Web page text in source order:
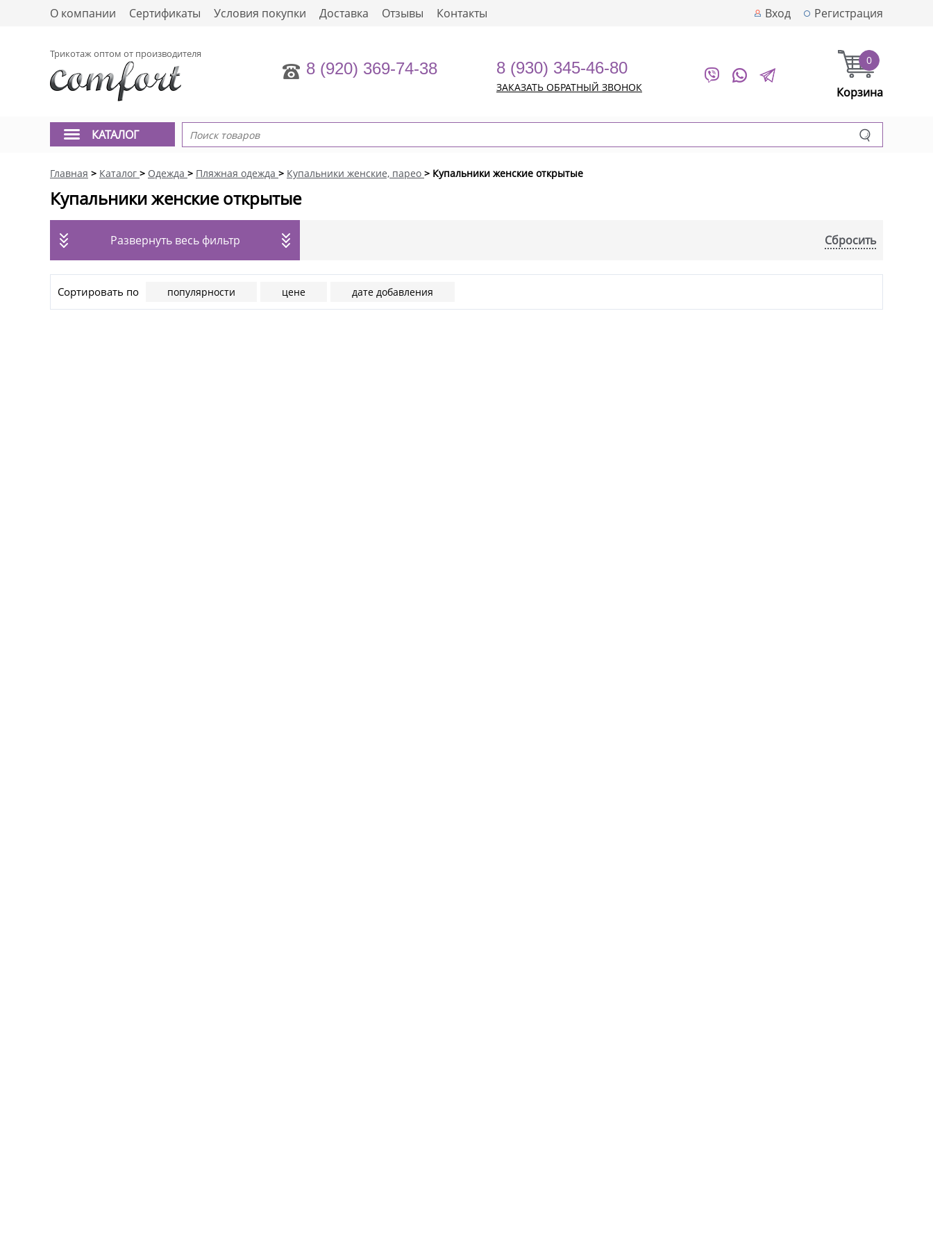
О компании Сертификаты Условия покупки Доставка Отзывы Контакты Вход Регистрация
Трикотаж оптом от производителя
8 (920) 369-74-38 8 (930) 345-46-80
ЗАКАЗАТЬ ОБРАТНЫЙ ЗВОНОК
0
Корзина
КАТАЛОГ
Главная > Каталог > Одежда > Пляжная одежда > Купальники женские, парео > Купальники женские открытые
Купальники женские открытые
Развернуть весь фильтр Сбросить
Сортировать по популярности цене дате добавления